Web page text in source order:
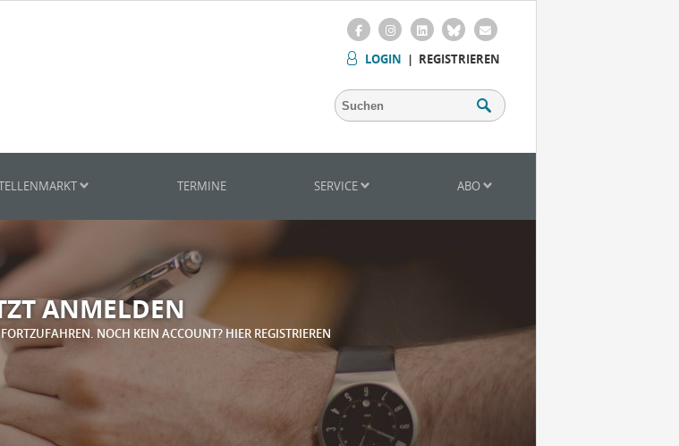
LOGIN | REGISTRIEREN
TERMINE SERVICE ABO
ANMELDEN
NOCH KEIN ACCOUNT? HIER REGISTRIEREN